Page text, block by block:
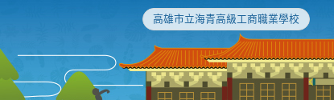
高雄市立海青高級工商職業學校